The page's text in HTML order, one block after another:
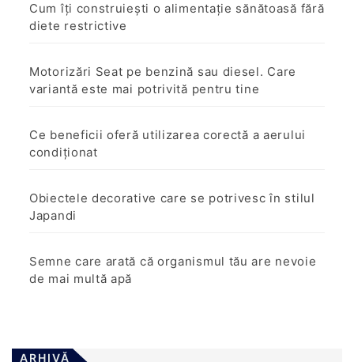
Cum îți construiești o alimentație sănătoasă fără
diete restrictive
Motorizări Seat pe benzină sau diesel. Care
variantă este mai potrivită pentru tine
Ce beneficii oferă utilizarea corectă a aerului
condiționat
Obiectele decorative care se potrivesc în stilul
Japandi
Semne care arată că organismul tău are nevoie
de mai multă apă
ARHIVĂ